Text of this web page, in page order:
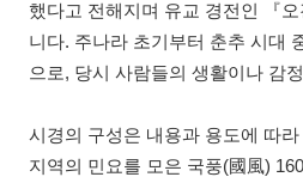
했다고 전해지며 유교 경전인 『
니다. 주나라 초기부터 춘추 시대
으로, 당시 사람들의 생활이나 감
시경의 구성은 내용과 용도에 따
지역의 민요를 모은 국풍(國風)